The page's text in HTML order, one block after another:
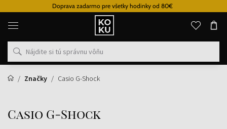
Doprava zadarmo pre všetky hodinky od 80€
Originálne
parfémy
hodinky
na
mieste
Značky
Casio G-Shock
Casio G-Shock